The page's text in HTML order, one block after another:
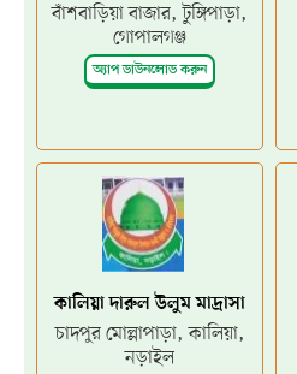
বাঁশবাড়িয়া বাজার, টুঙ্গিপাড়া,
গোপালগঞ্জ
অ্যাপ ডাউনলোড করুন
কালিয়া দারুল উলুম মাদ্রাসা
চাদপুর মোল্লাপাড়া, কালিয়া,
নড়াইল